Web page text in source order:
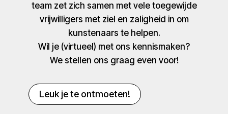
team zet zich samen met vele toegewijde
vrijwilligers met ziel en zaligheid in om
kunstenaars te helpen.
Wil je (virtueel) met ons kennismaken?
We stellen ons graag even voor!
Leuk je te ontmoeten!